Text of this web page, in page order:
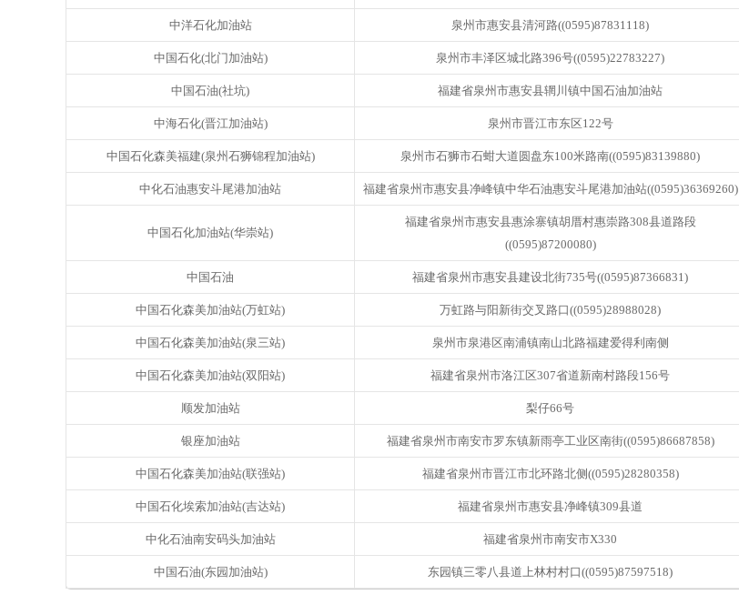
中洋石化加油站 泉州市惠安县清河路((0595)87831118)
中国石化(北门加油站) 泉州市丰泽区城北路396号((0595)22783227)
中国石油(社坑) 福建省泉州市惠安县辋川镇中国石油加油站
中海石化(晋江加油站) 泉州市晋江市东区122号
中国石化森美福建(泉州石狮锦程加油站) 泉州市石狮市石蚶大道圆盘东100米路南((0595)83139880)
中化石油惠安斗尾港加油站 福建省泉州市惠安县净峰镇中华石油惠安斗尾港加油站((0595)36369260)
中国石化加油站(华崇站)
福建省泉州市惠安县惠涂寨镇胡厝村惠崇路308县道路段
((0595)87200080)
中国石油 福建省泉州市惠安县建设北街735号((0595)87366831)
中国石化森美加油站(万虹站) 万虹路与阳新街交叉路口((0595)28988028)
中国石化森美加油站(泉三站) 泉州市泉港区南浦镇南山北路福建爱得利南侧
中国石化森美加油站(双阳站) 福建省泉州市洛江区307省道新南村路段156号
顺发加油站 梨仔66号
银座加油站 福建省泉州市南安市罗东镇新雨亭工业区南街((0595)86687858)
中国石化森美加油站(联强站) 福建省泉州市晋江市北环路北侧((0595)28280358)
中国石化埃索加油站(吉达站) 福建省泉州市惠安县净峰镇309县道
中化石油南安码头加油站 福建省泉州市南安市X330
中国石油(东园加油站) 东园镇三零八县道上林村村口((0595)87597518)